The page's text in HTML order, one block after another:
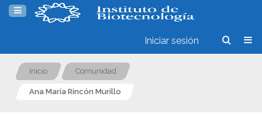
Iniciar sesión
Inicio Comunidad
Ana María Rincón Murillo